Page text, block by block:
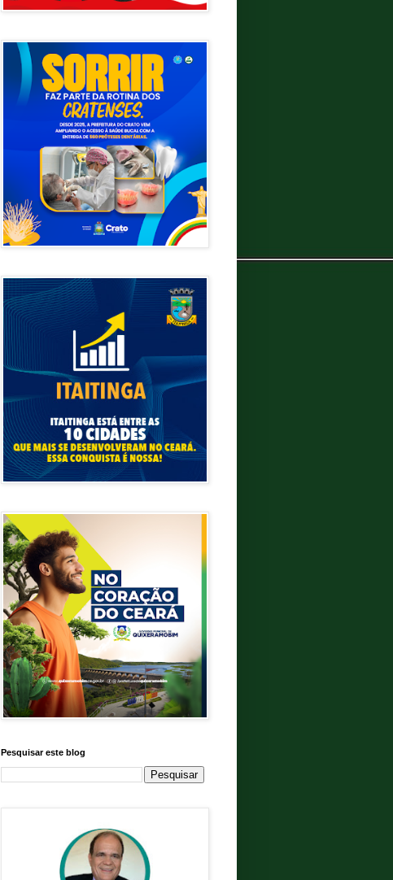
Pesquisar este blog